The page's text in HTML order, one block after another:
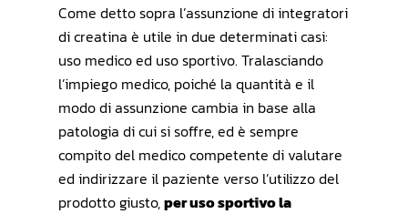
Come detto sopra l’assunzione di integratori
di creatina è utile in due determinati casi:
uso medico ed uso sportivo. Tralasciando
l’impiego medico, poiché la quantità e il
modo di assunzione cambia in base alla
patologia di cui si soffre, ed è sempre
compito del medico competente di valutare
ed indirizzare il paziente verso l’utilizzo del
prodotto giusto,per uso sportivo la